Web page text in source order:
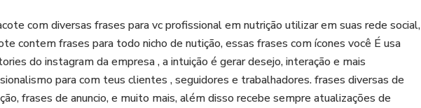
com diversas frases para vc profissional em nutrição utilizar em suas rede social,
contem frases para todo nicho de nutição, essas frases com ícones você É usa
do instagram da empresa , a intuição é gerar desejo, interação e mais
para com teus clientes , seguidores e trabalhadores. frases diversas de
frases de anuncio, e muito mais, além disso recebe sempre atualizações de